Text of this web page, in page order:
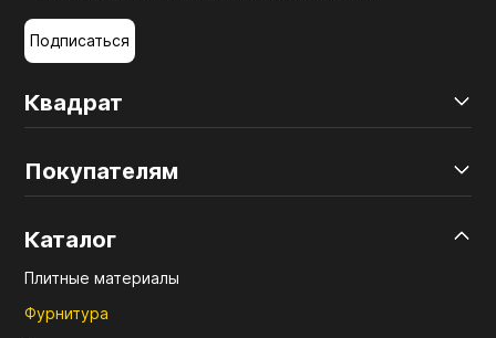
Квадрат
Покупателям
Каталог
Плитные материалы
Фурнитура
Подписаться